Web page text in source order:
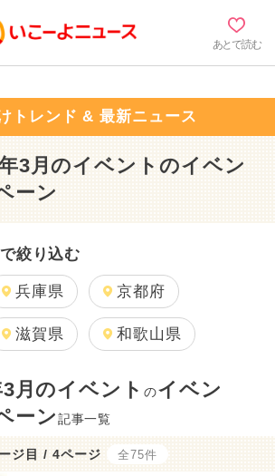
あとで読む
トレンド & 最新ニュース
3月のイベントのイベン
ーン
絞り込む
兵庫県 京都府
滋賀県 和歌山県
月のイベントのイベン
ーン記事一覧
ジ目 / 4ページ 全75件